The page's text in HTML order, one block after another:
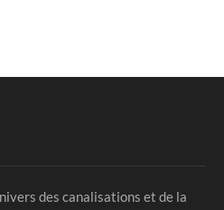
des canalisations et de la